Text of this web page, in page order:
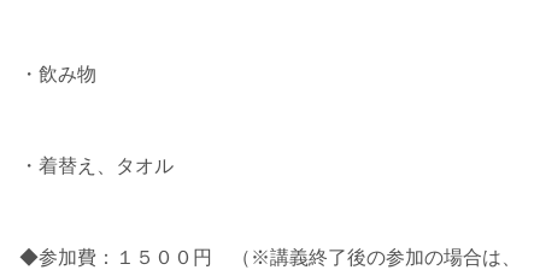
・飲み物
・着替え、タオル
◆参加費：１５００円 （※講義終了後の参加の場合は、